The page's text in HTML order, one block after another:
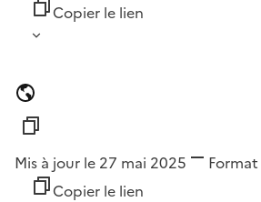
Copier le lien
Mis à jour le 27 mai 2025 Format
Copier le lien